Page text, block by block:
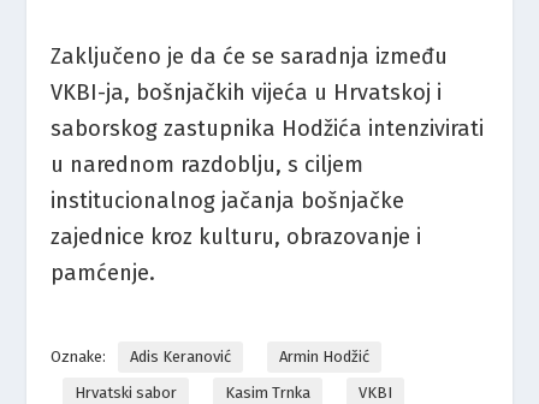
Zaključeno je da će se saradnja između
VKBI-ja, bošnjačkih vijeća u Hrvatskoj i
saborskog zastupnika Hodžića intenzivirati
u narednom razdoblju, s ciljem
institucionalnog jačanja bošnjačke
zajednice kroz kulturu, obrazovanje i
pamćenje.
Oznake: Adis Keranović
Armin Hodžić
Hrvatski sabor
Kasim Trnka VKBI